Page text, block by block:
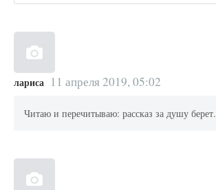
лариса 11 апреля 2019, 05:02
Читаю и перечитываю: рассказ за душу берет.